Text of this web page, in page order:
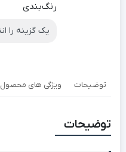
رنگ‌بندی
توضیحات ویژگی های محصول
توضیحات